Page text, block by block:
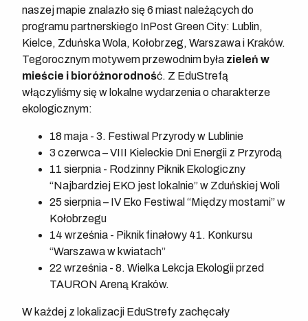
naszej mapie znalazło się 6 miast należących do
programu partnerskiego InPost Green City: Lublin,
Kielce, Zduńska Wola, Kołobrzeg, Warszawa i Kraków.
Tegorocznym motywem przewodnim była zieleń w
mieście i bioróżnorodność. Z EduStrefą
włączyliśmy się w lokalne wydarzenia o charakterze
ekologicznym:
18 maja - 3. Festiwal Przyrody w Lublinie
3 czerwca – VIII Kieleckie Dni Energii z Przyrodą
11 sierpnia - Rodzinny Piknik Ekologiczny
“Najbardziej EKO jest lokalnie” w Zduńskiej Woli
25 sierpnia – IV Eko Festiwal “Między mostami” w
Kołobrzegu
14 września - Piknik finałowy 41. Konkursu
“Warszawa w kwiatach”
22 września - 8. Wielka Lekcja Ekologii przed
TAURON Areną Kraków.
W każdej z lokalizacji EduStrefy zachęcały